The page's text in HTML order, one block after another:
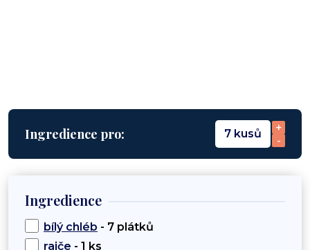
Ingredience pro: 7 kusů
+
-
Ingredience
bílý chléb - 7 plátků
rajče - 1 ks